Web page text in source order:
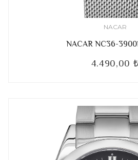
NACAR
NACAR NC36-
4.490,00 ₺